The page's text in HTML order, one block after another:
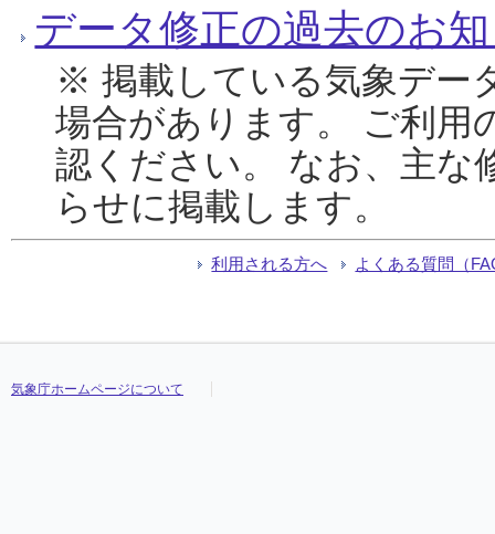
データ修正の過去のお
※ 掲載している気象デー
場合があります。 ご利用
認ください。 なお、主な
らせに掲載します。
利用される方へ よくある質問（
気象庁ホームページについて